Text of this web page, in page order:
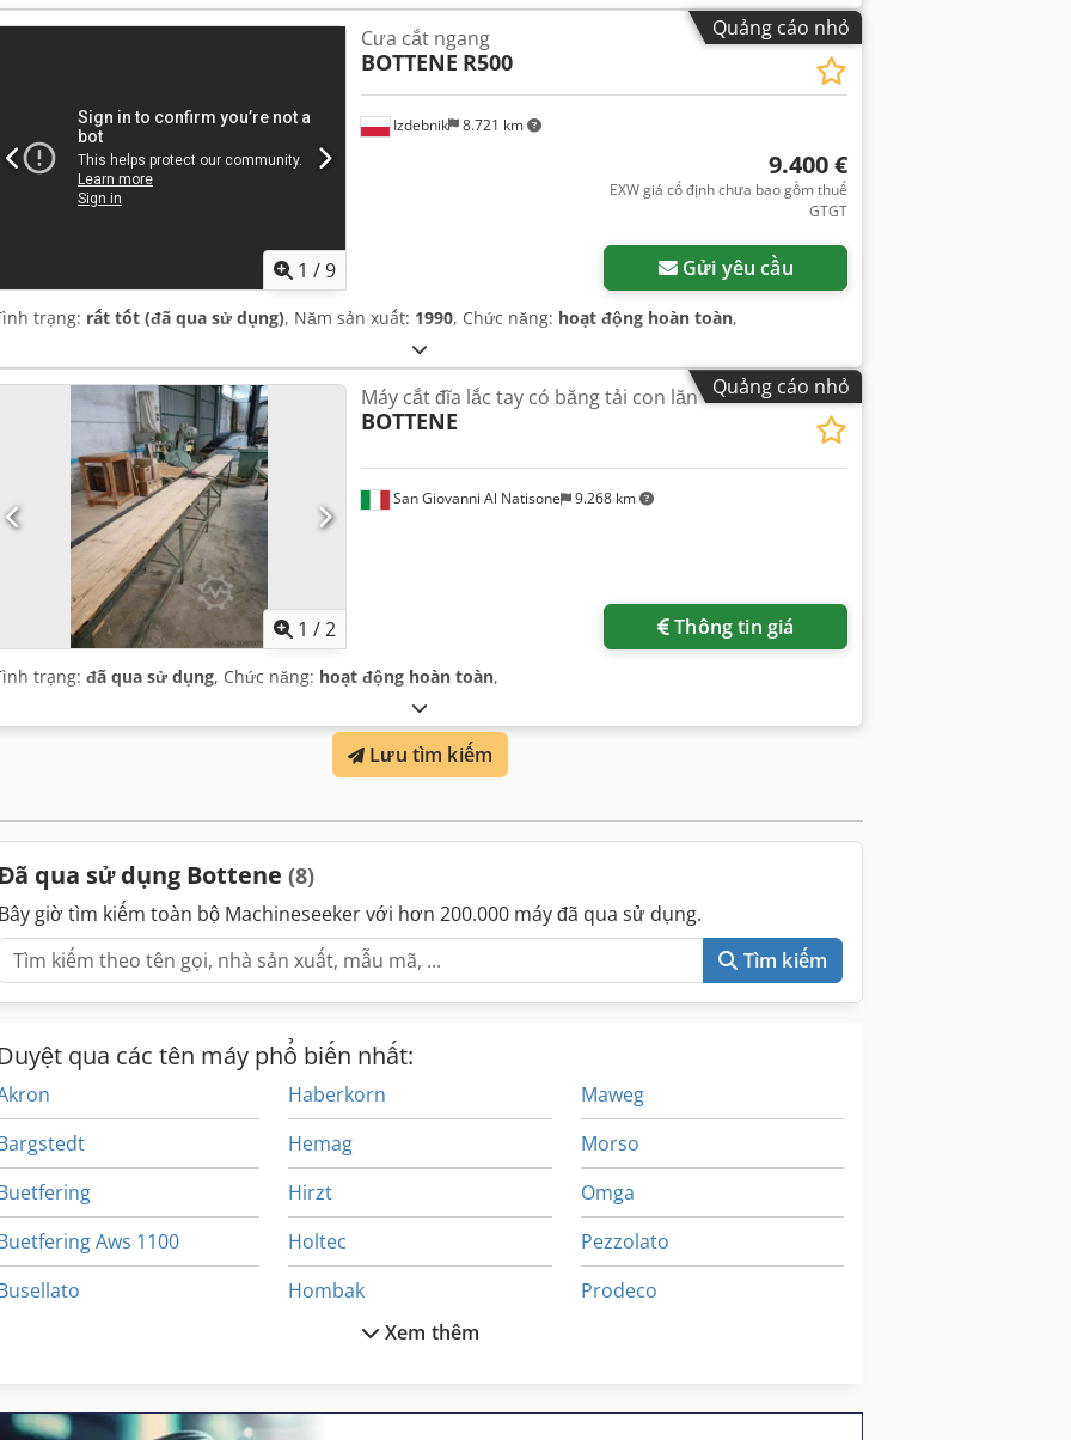
Quảng cáo nhỏ
1 /9
Izdebnik 8.721 km
Cưa cắt ngang
BOTTENE R500
9.400 €
EXW giá cố định chưa bao gồm thuế
GTGT
Gửi yêu cầu
trạng: rất tốt (đã qua sử dụng), Năm sản xuất: 1990, Chức năng: hoạt động hoàn toàn,
Quảng cáo nhỏ
1 /2
San Giovanni Al Natisone 9.268 km
Máy cắt đĩa lắc tay có băng tải con lăn
BOTTENE
Thông tin giá
trạng: đã qua sử dụng, Chức năng: hoạt động hoàn toàn,
Lưu tìm kiếm
qua sử dụng Bottene (8)
Bây giờ tìm kiếm toàn bộ Machineseeker với hơn 200.000 máy đã qua sử dụng.
Tìm kiếm
Duyệt qua các tên máy phổ biến nhất:
Aws 1100
Haberkorn
Hemag
Hirzt
Holtec
Hombak
Hundegger
Maweg
Morso
Omga
Pezzolato
Prodeco
Xem thêm